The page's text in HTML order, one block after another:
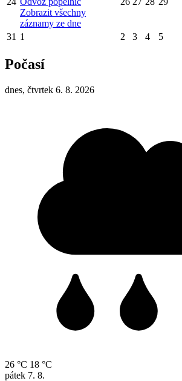
Zobrazit všechny
záznamy ze dne
31 1 2 3 4 5
Počasí
dnes, čtvrtek 6. 8. 2026
26 °C 18 °C
pátek 7. 8.